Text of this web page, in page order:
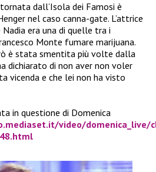
dall’Isola dei Famosi è
nel caso canna-gate. L’attrice
era una di quelle tra i
Monte fumare marijuana.
è stata smentita più volte dalla
dichiarato di non aver non voler
vicenda e che lei non ha visto
in questione di Domenica
video/domenica_live/